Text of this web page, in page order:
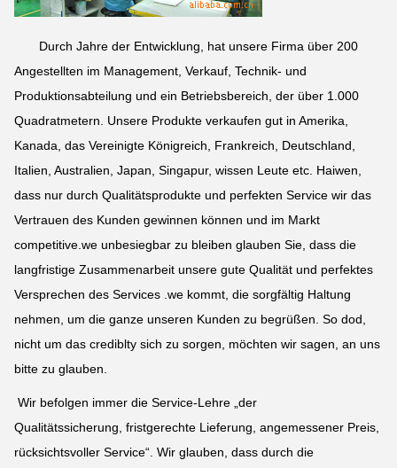
Durch Jahre der Entwicklung, hat unsere Firma über 200
Angestellten im Management, Verkauf, Technik- und
Produktionsabteilung und ein Betriebsbereich, der über 1.000
Quadratmetern. Unsere Produkte verkaufen gut in Amerika,
Kanada, das Vereinigte Königreich, Frankreich, Deutschland,
Italien, Australien, Japan, Singapur, wissen Leute etc. Haiwen,
dass nur durch Qualitätsprodukte und perfekten Service wir das
Vertrauen des Kunden gewinnen können und im Markt
competitive.we unbesiegbar zu bleiben glauben Sie, dass die
langfristige Zusammenarbeit unsere gute Qualität und perfektes
Versprechen des Services .we kommt, die sorgfältig Haltung
nehmen, um die ganze unseren Kunden zu begrüßen. So dod,
nicht um das crediblty sich zu sorgen, möchten wir sagen, an uns
bitte zu glauben.
Wir befolgen immer die Service-Lehre „der
Qualitätssicherung, fristgerechte Lieferung, angemessener Preis,
rücksichtsvoller Service“. Wir glauben, dass durch die